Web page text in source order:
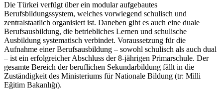
Die Türkei verfügt über ein modular aufgebautes
Berufsbildungssystem, welches vorwiegend schulisch und
zentralstaatlich organisiert ist. Daneben gibt es auch eine duale
Berufsausbildung, die betriebliches Lernen und schulische
Ausbildung systematisch verbindet. Voraussetzung für die
Aufnahme einer Berufsausbildung – sowohl schulisch als auch dual
– ist ein erfolgreicher Abschluss der 8-jährigen Primarschule. Der
gesamte Bereich der beruflichen Sekundarbildung fällt in die
Zuständigkeit des Ministeriums für Nationale Bildung (tr: Milli
Eğitim Bakanlığı).